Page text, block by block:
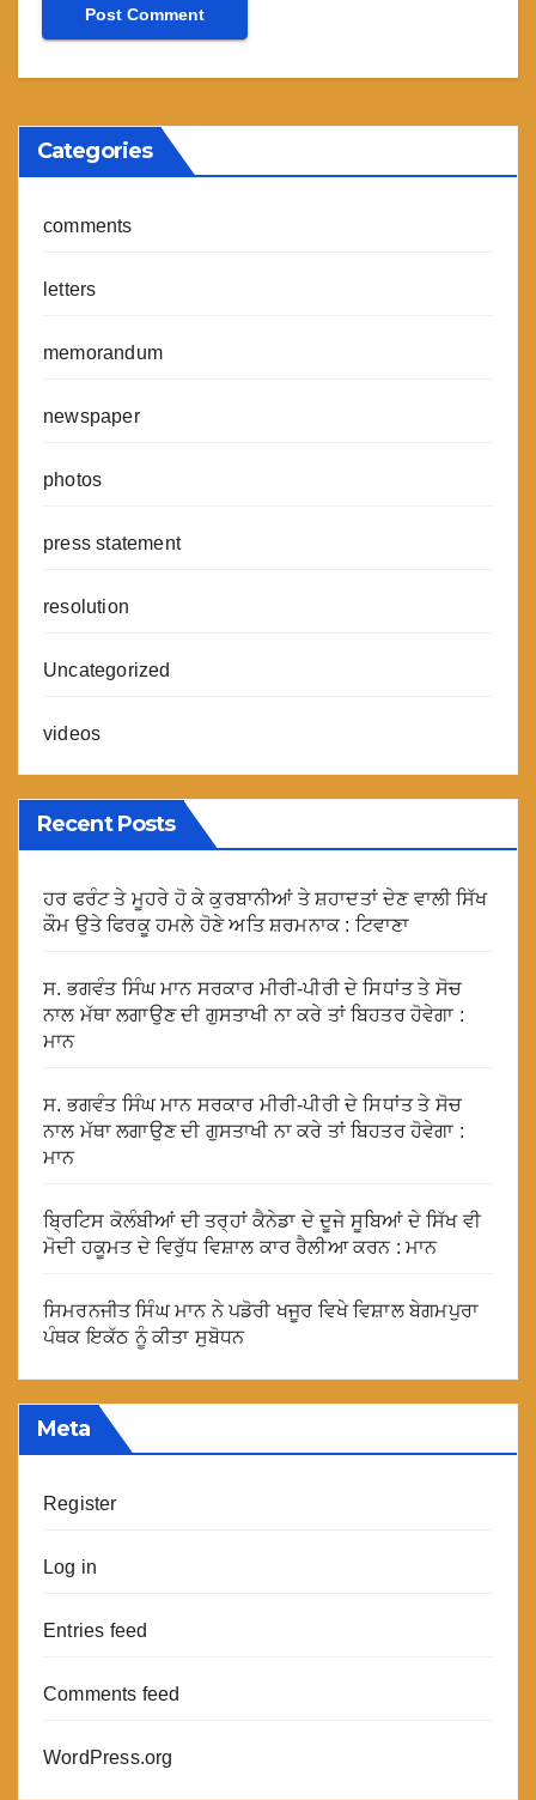
Categories
comments
letters
memorandum
newspaper
photos
press statement
resolution
Uncategorized
videos
Recent Posts
ਹਰ ਫਰੰਟ ਤੇ ਮੂਹਰੇ ਹੋ ਕੇ ਕੁਰਬਾਨੀਆਂ ਤੇ ਸ਼ਹਾਦਤਾਂ ਦੇਣ ਵਾਲੀ ਸਿੱਖ
ਕੌਮ ਉਤੇ ਫਿਰਕੂ ਹਮਲੇ ਹੋਣੇ ਅਤਿ ਸ਼ਰਮਨਾਕ : ਟਿਵਾਣਾ
ਸ. ਭਗਵੰਤ ਸਿੰਘ ਮਾਨ ਸਰਕਾਰ ਮੀਰੀ-ਪੀਰੀ ਦੇ ਸਿਧਾਂਤ ਤੇ ਸੋਚ
ਨਾਲ ਮੱਥਾ ਲਗਾਉਣ ਦੀ ਗੁਸਤਾਖੀ ਨਾ ਕਰੇ ਤਾਂ ਬਿਹਤਰ ਹੋਵੇਗਾ :
ਮਾਨ
ਸ. ਭਗਵੰਤ ਸਿੰਘ ਮਾਨ ਸਰਕਾਰ ਮੀਰੀ-ਪੀਰੀ ਦੇ ਸਿਧਾਂਤ ਤੇ ਸੋਚ
ਨਾਲ ਮੱਥਾ ਲਗਾਉਣ ਦੀ ਗੁਸਤਾਖੀ ਨਾ ਕਰੇ ਤਾਂ ਬਿਹਤਰ ਹੋਵੇਗਾ :
ਮਾਨ
ਬ੍ਰਿਟਿਸ ਕੋਲੰਬੀਆਂ ਦੀ ਤਰ੍ਹਾਂ ਕੈਨੇਡਾ ਦੇ ਦੂਜੇ ਸੂਬਿਆਂ ਦੇ ਸਿੱਖ ਵੀ
ਮੋਦੀ ਹਕੂਮਤ ਦੇ ਵਿਰੁੱਧ ਵਿਸ਼ਾਲ ਕਾਰ ਰੈਲੀਆ ਕਰਨ : ਮਾਨ
ਸਿਮਰਨਜੀਤ ਸਿੰਘ ਮਾਨ ਨੇ ਪਡੋਰੀ ਖਜੂਰ ਵਿਖੇ ਵਿਸ਼ਾਲ ਬੇਗਮਪੁਰਾ
ਪੰਥਕ ਇਕੱਠ ਨੂੰ ਕੀਤਾ ਸੁਬੋਧਨ
Meta
Register
Log in
Entries feed
Comments feed
WordPress.org